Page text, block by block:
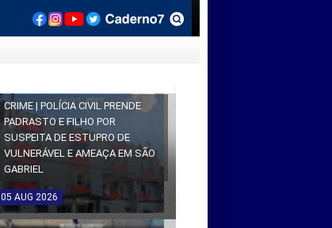
CRIME | POLÍCIA CIVIL PRENDE
PADRASTO E FILHO POR
SUSPEITA DE ESTUPRO DE
VULNERÁVEL E AMEAÇA EM SÃO
GABRIEL
05 AUG 2026